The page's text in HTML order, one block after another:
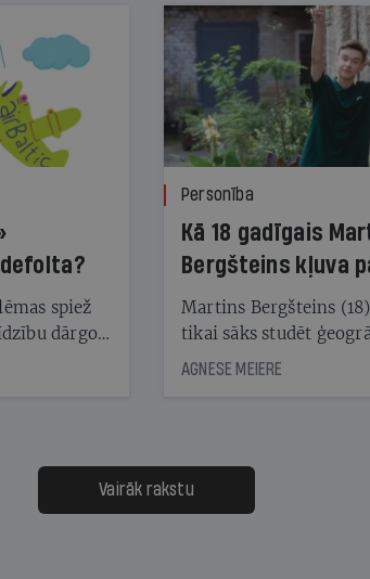
spiež
dārgo
taču
procentus,
trīs dienas
Personība
Kā 18 gadīgais
Bergšteins kļuva
laika ziņu seju?
Martins Bergšteins
tikai sāks studēt
bet viņa sacītajam jau
uzcītīga darba, mammas
atbalsts un drosme
meteovērojumus arī
AGNESE MEIERE
Vairāk rakstu